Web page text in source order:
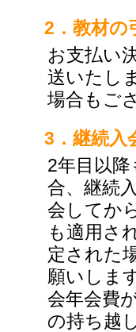
2．教材の
お支払い
送いたし
場合もご
3．継続入
2年目以
合、継続
会してか
も適用さ
定された
願いしま
会年会費
の持ち越